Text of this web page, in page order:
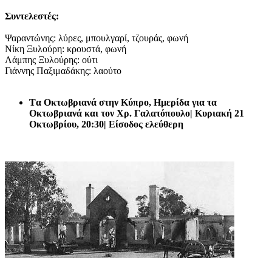
Συντελεστές:
Ψαραντώνης: λύρες, μπουλγαρί, τζουράς, φωνή
Νίκη Ξυλούρη: κρουστά, φωνή
Λάμπης Ξυλούρης: ούτι
Γιάννης Παξιμαδάκης: λαούτο
Tα Οκτωβριανά στην Κύπρο, Ηµερίδα για τα
Οκτωβριανά και τον Χρ. Γαλατόπουλο| Κυριακή 21
Οκτωβρίου, 20:30| Είσοδος ελεύθερη